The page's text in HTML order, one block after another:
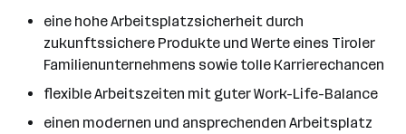
eine hohe Arbeitsplatzsicherheit durch
zukunftssichere Produkte und Werte eines Tiroler
Familienunternehmens sowie tolle Karrierechancen
flexible Arbeitszeiten mit guter Work-Life-Balance
einen modernen und ansprechenden Arbeitsplatz